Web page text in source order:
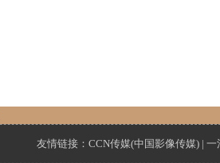
友情链接： CCN传媒(中国影像传媒) | 一